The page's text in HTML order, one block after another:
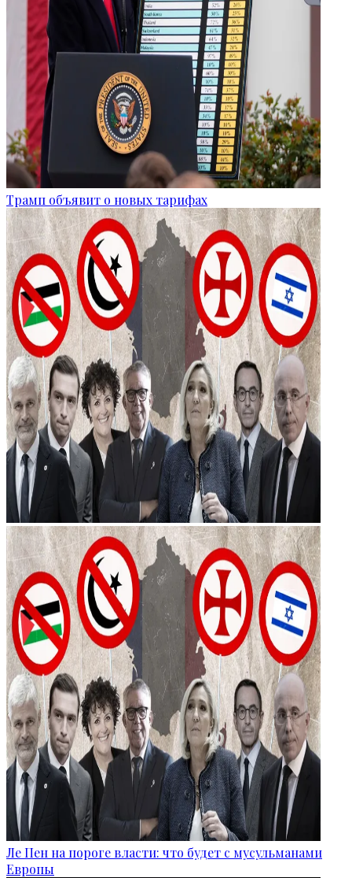
Трамп объявит о новых тарифах
Ле Пен на пороге власти: что будет с мусульманами
Европы